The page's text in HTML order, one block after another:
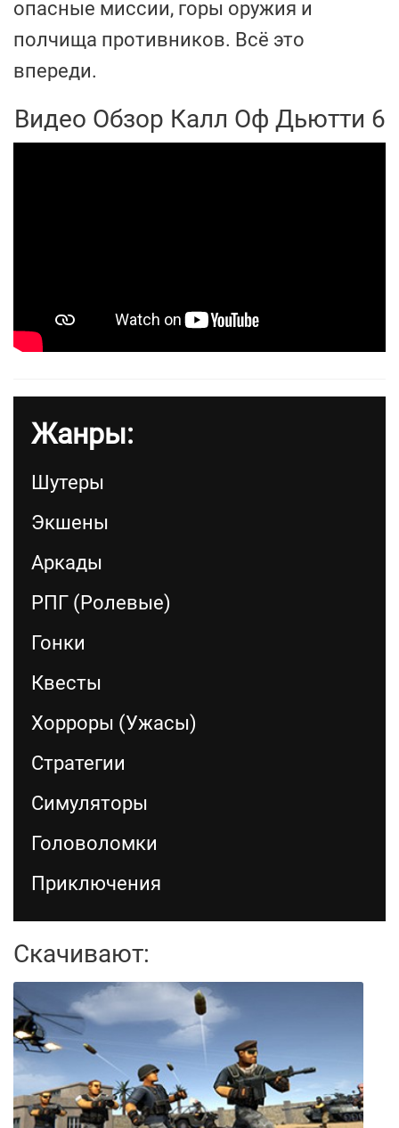
опасные миссии, горы оружия и
полчища противников. Всё это
впереди.
Видео Обзор Калл Оф Дьютти 6
Жанры:
Шутеры
Экшены
Аркады
РПГ (Ролевые)
Гонки
Квесты
Хорроры (Ужасы)
Стратегии
Симуляторы
Головоломки
Приключения
Скачивают: